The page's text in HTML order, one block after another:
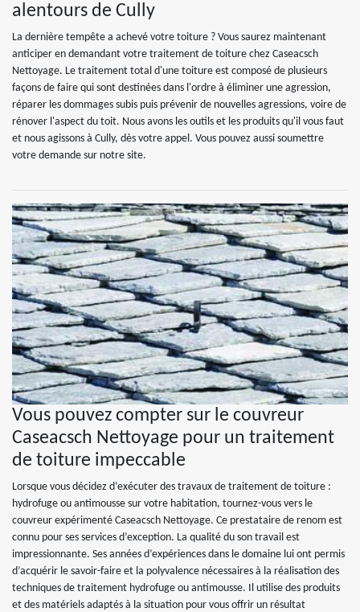
alentours de Cully
La dernière tempête a achevé votre toiture ? Vous saurez maintenant
anticiper en demandant votre traitement de toiture chez Caseacsch
Nettoyage. Le traitement total d'une toiture est composé de plusieurs
façons de faire qui sont destinées dans l'ordre à éliminer une agression,
réparer les dommages subis puis prévenir de nouvelles agressions, voire de
rénover l'aspect du toit. Nous avons les outils et les produits qu'il vous faut
et nous agissons à Cully, dès votre appel. Vous pouvez aussi soumettre
votre demande sur notre site.
Vous pouvez compter sur le couvreur
Caseacsch Nettoyage pour un traitement
de toiture impeccable
Lorsque vous décidez d’exécuter des travaux de traitement de toiture :
hydrofuge ou antimousse sur votre habitation, tournez-vous vers le
couvreur expérimenté Caseacsch Nettoyage. Ce prestataire de renom est
connu pour ses services d’exception. La qualité du son travail est
impressionnante. Ses années d’expériences dans le domaine lui ont permis
d’acquérir le savoir-faire et la polyvalence nécessaires à la réalisation des
techniques de traitement hydrofuge ou antimousse. Il utilise des produits
et des matériels adaptés à la situation pour vous offrir un résultat